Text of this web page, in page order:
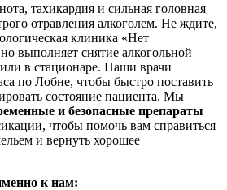
тахикардия и сильная головная
отравления алкоголем. Не ждите,
клиника «Нет
выполняет снятие алкогольной
в стационаре. Наши врачи
по Лобне, чтобы быстро поставить
состояние пациента. Мы
и безопасные препараты
чтобы помочь вам справиться
и вернуть хорошее
к нам: